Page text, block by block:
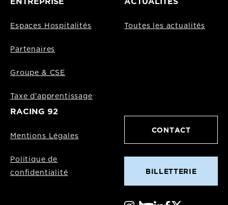
Espaces Hospitalités
Partenaires
Groupe & CSE
Taxe d'apprentissage
Toutes les actualités
RACING 92
Mentions Légales
Politique de
confidentialité
CONTACT
BILLETTERIE